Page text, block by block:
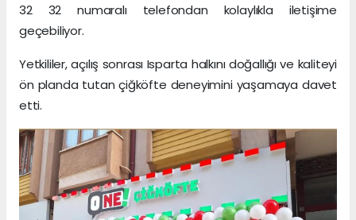
32 32 numaralı telefondan kolaylıkla iletişime
geçebiliyor.
Yetkililer, açılış sonrası Isparta halkını doğallığı ve kaliteyi
ön planda tutan çiğköfte deneyimini yaşamaya davet
etti.